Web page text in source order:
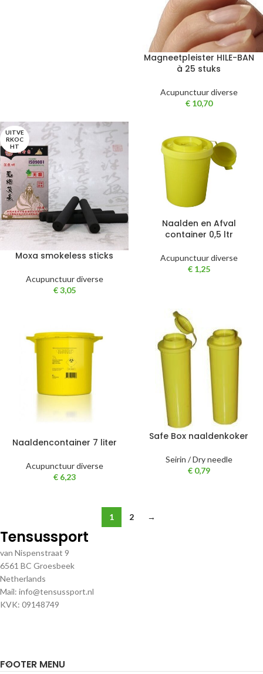
Magneetpleister HILE-BAN
à 25 stuks
Acupunctuur diverse
€10,70
UITVE
RKOC
HT
Moxa smokeless sticks
Acupunctuur diverse
€3,05
Naalden en Afval
container 0,5 ltr
Acupunctuur diverse
€1,25
Naaldencontainer 7 liter
Acupunctuur diverse
€6,23
Safe Box naaldenkoker
Seirin / Dry needle
€0,79
1 2 →
Tensussport
van Nispenstraat 9
6561 BC Groesbeek
Netherlands
Mail: info@tensussport.nl
KVK: 09148749
FOOTER MENU